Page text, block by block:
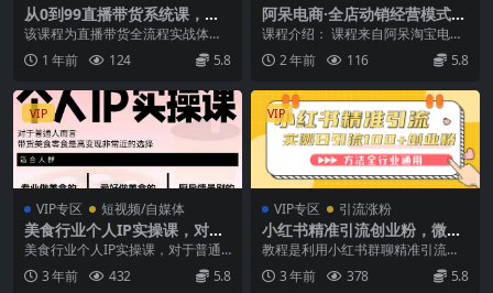
从0到99直播带货系统课，直
播间场景搭建，数据优化方
该课程为直播带货全流程实战体
系，涵盖四大核心板块：1）账号基
础搭建（精选联盟开通...
1 年前 124 5.8
阿呆电商·全店动销经营模式特
训营(线下录音+思维导图)
课程介绍： 课程来自阿呆淘宝电商
的全店动销经营模式特训营，6.23-
6.24泉州...
2 年前 116 5.8
VIP
VIP专区 短视频/自媒体
美食行业个人IP实操课，对于
普通人而言，带货美食零食是
离变现非常近的选择
美食行业个人IP实操课，对于普通
人而言，带货美食零食是离变现非
常近的选择 课程目...
3 年前 432 5.8
VIP
VIP专区 引流涨粉
小红书精准引流创业粉，微信
每天被动100 好友
教程是利用小红书群聊精准引流创
业粉 方法是全行业通用！ 玩过小红
书的都知道小红书...
3 年前 378 5.8